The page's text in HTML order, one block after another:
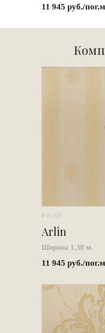
11 945 руб./пог.м
# 8 RR
Arlin
Ширина 1,38 м.
11 945 руб./пог.м